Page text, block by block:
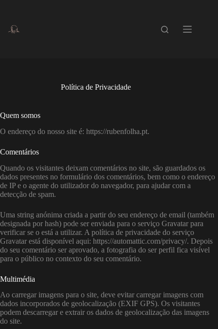
conteúdo
Política de Privacidade
Quem somos
O endereço do nosso site é: https://rubenfolha.pt.
Comentários
Quando os visitantes deixam comentários no site, são guardados os
dados presentes no formulário dos comentários, bem como o endereço
de IP e o agente do utilizador do navegador, para ajudar com a
detecção de spam.
Uma string anónima criada a partir do seu endereço de email (também
designada por hash) pode ser enviada para o serviço Gravatar para
verificar se o está a utilizar. A política de privacidade do serviço
Gravatar está disponível aqui: https://automattic.com/privacy/. Depois
do seu comentário ser aprovado, a fotografia do ser perfil fica visível
para o público no contexto do seu comentário.
Multimédia
Ao carregar imagens para o site, deve evitar carregar imagens com
dados incorporados de geolocalização (EXIF GPS). Os visitantes
podem descarregar e extrair os dados de geolocalização das imagens
do site.